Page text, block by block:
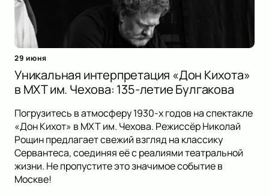
29 июня
Уникальная интерпретация «Дон Кихота»
в МХТ им. Чехова: 135-летие Булгакова
Погрузитесь в атмосферу 1930-х годов на спектакле
«Дон Кихот» в МХТ им. Чехова. Режиссёр Николай
Рощин предлагает свежий взгляд на классику
Сервантеса, соединяя её с реалиями театральной
жизни. Не пропустите это значимое событие в
Москве!